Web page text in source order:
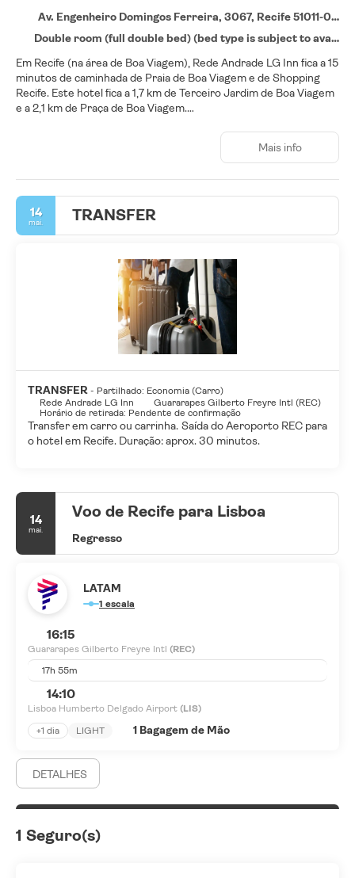
Av. Engenheiro Domingos Ferreira, 3067, Recife 51011-040
Double room (full double bed) (bed type is subject to availability)
Em Recife (na área de Boa Viagem), Rede Andrade LG Inn fica a 15
minutos de caminhada de Praia de Boa Viagem e de Shopping
Recife. Este hotel fica a 1,7 km de Terceiro Jardim de Boa Viagem
e a 2,1 km de Praça de Boa Viagem.
Desfrute de instalações recreativas, como uma piscina interna e
uma academia aberta 24 horas. Este hotel oferece comodidades
Sinta-se em casa em um de nossos 130 quartos com ar-
condicionado, frigobares e TVs LCD. A propriedade oferece Wi-Fi
de cortesia para navegar na web e canais digitais para a sua
incluem telefones, além de escrivaninhas e cortinas blackout.
Experimente as deliciosas opções de almoço ou jantar no
Restaurante Mandacaru, um charmoso restaurante
especializado em pratos da culinária internacional. Outra opção é
se hospedar no local e aproveitar o serviço de quarto (horário
limitado). Feche o fia com uma bebida refrescante em um
As comodidades presentes incluem serviço de lavanderia e
lavagem a seco, balcão de recepção 24 horas e equipe
multilíngue. Estacionamento sem manobrista (sujeito a
Mais info
14
mai. TRANSFER
TRANSFER - Partilhado: Economia (Carro)
Rede Andrade LG Inn
Guararapes Gilberto Freyre Intl (REC)
Horário de retirada: Pendente de confirmação
Transfer em carro ou carrinha. Saída do Aeroporto REC para
o hotel em Recife. Duração: aprox. 30 minutos.
14
mai.
Voo de Recife para Lisboa
Regresso
LATAM
1 escala
16:15
Guararapes Gilberto Freyre Intl (REC)
17h 55m
14:10
Lisboa Humberto Delgado Airport (LIS)
+1 dia
LIGHT 1 Bagagem de Mão
DETALHES
1 Seguro(s)